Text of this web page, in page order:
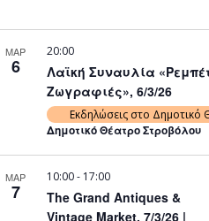
ΜΑΡ
6
Λαϊκή Συναυλία
Ζωγραφιές», 6/3/26
20:00
Εκδηλώσεις στο Δημοτικό
Δημοτικό Θέατρο Στροβόλου
ΜΑΡ
7
The Grand Antiques &
Vintage Market, 7/3/26 |
10:00- 17:00